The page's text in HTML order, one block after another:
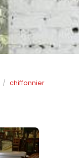
chiffonnier